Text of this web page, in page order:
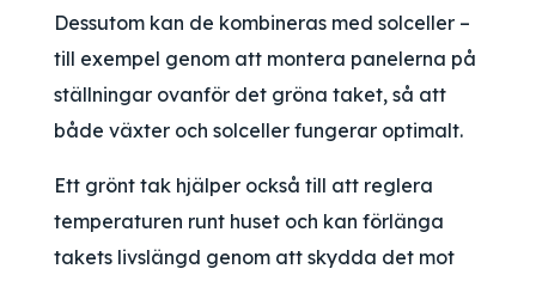
Dessutom kan de kombineras med solceller –
till exempel genom att montera panelerna på
ställningar ovanför det gröna taket, så att
både växter och solceller fungerar optimalt.
Ett grönt tak hjälper också till att reglera
temperaturen runt huset och kan förlänga
takets livslängd genom att skydda det mot